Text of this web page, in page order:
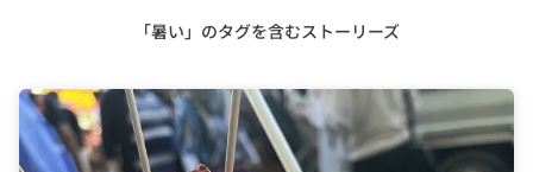
「暑い」のタグを含むストーリーズ